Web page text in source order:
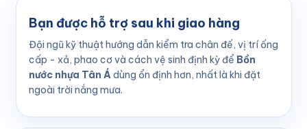
Bạn được hỗ trợ sau khi giao hàng
Đội ngũ kỹ thuật hướng dẫn kiểm tra chân đế, vị trí ống
cấp - xả, phao cơ và cách vệ sinh định kỳ để Bồn
nước nhựa Tân Ádùng ổn định hơn, nhất là khi đặt
ngoài trời nắng mưa.